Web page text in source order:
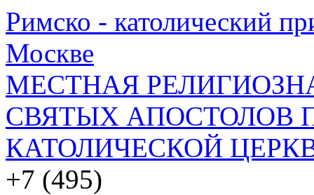
Римско - католический
Москве
МЕСТНАЯ
СВЯТЫХ АПОСТОЛОВ
КАТОЛИЧЕСКОЙ
+7 (495)